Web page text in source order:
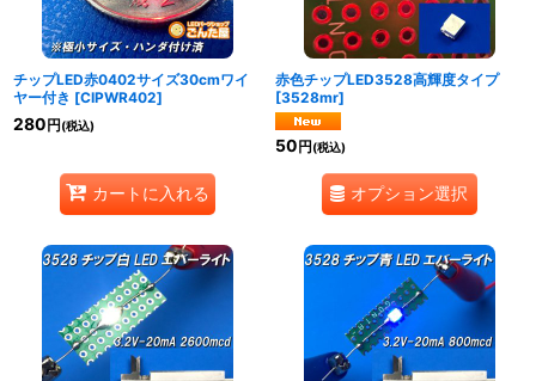
チップLED赤0402サイズ30cmワイ
ヤー付き [CIPWR402]
280 円 (税込)
カートに入れる
赤色チップLED3528高輝度タイプ
[3528mr]
50円(税込)
オプション選択